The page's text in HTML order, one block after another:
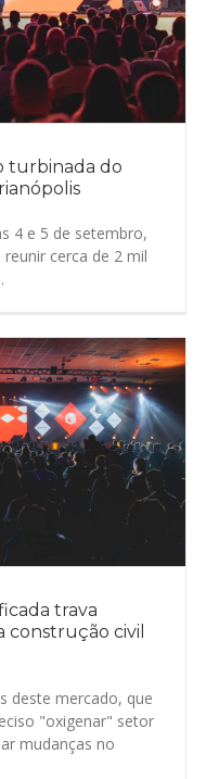
turbinada do
4 e 5 de setembro,
cerca de 2 mil
trava
construção civil
deste mercado, que
"oxigenar" setor
mudanças no